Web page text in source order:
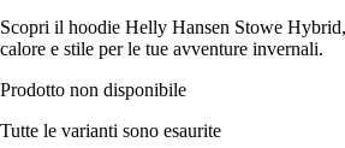
Scopri il hoodie Helly Hansen Stowe
calore e stile per le tue avventure invernali.
Prodotto non disponibile
Tutte le varianti sono esaurite